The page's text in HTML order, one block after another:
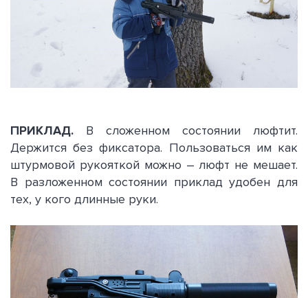
ПРИКЛАД. В сложенном состоянии люфтит.
Держится без фиксатора. Пользоваться им как
штурмовой рукояткой можно – люфт не мешает.
В разложенном состоянии приклад удобен для
тех, у кого длинные руки.